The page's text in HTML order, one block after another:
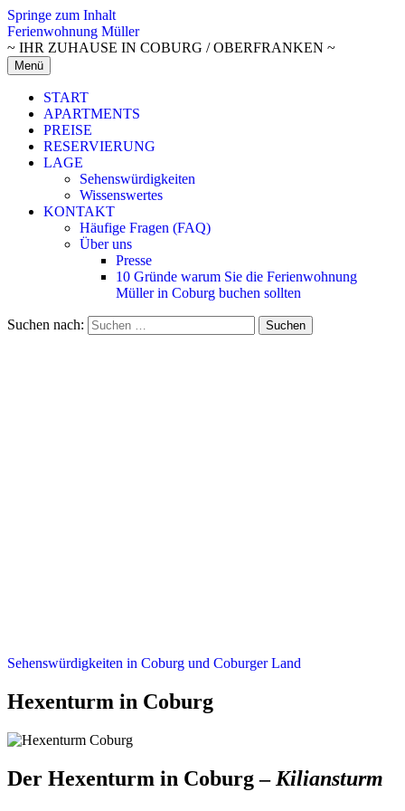
Springe zum Inhalt
Ferienwohnung Müller
~ IHR ZUHAUSE IN COBURG / OBERFRANKEN ~
Menü
START
APARTMENTS
PREISE
RESERVIERUNG
LAGE
Sehenswürdigkeiten
Wissenswertes
KONTAKT
Häufige Fragen (FAQ)
Über uns
Presse
10 Gründe warum Sie die Ferienwohnung
Müller in Coburg buchen sollten
Suchen nach:
Sehenswürdigkeiten in Coburg und Coburger Land
Hexenturm in Coburg
Der Hexenturm in Coburg – Kiliansturm